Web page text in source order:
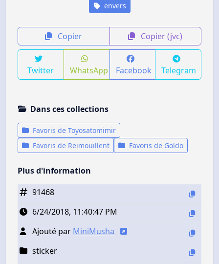
envers
Copier Copier (jvc)
Twitter WhatsApp Facebook Telegram
Dans ces collections
Favoris de Toyosatomimir
Favoris de Reimouillent
Favoris de Goldo
Plus d'information
91468
6/24/2018, 11:40:47 PM
Ajouté par MiniMusha
sticker